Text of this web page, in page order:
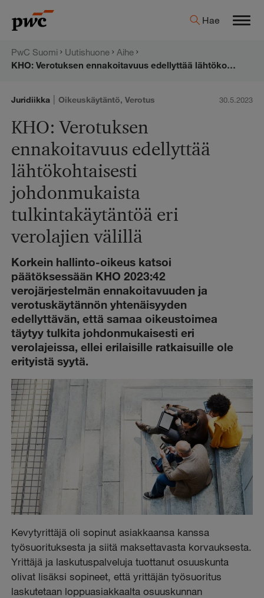
sisältöön
PwC:n
Hae
PwC Suomi Uutishuone
Aihe
KHO: Verotuksen ennakoitavuus edellyttää lähtökohtaisesti johdonmukaista tulkintakäytäntöä eri verolajien välillä
Juridiikka | Oikeuskäytäntö,Verotus 30.5.2023
KHO: Verotuksen
ennakoitavuus edellyttää
lähtökohtaisesti
johdonmukaista
tulkintakäytäntöä eri
verolajien välillä
Korkein hallinto-oikeus katsoi
päätöksessään KHO 2023:42
verojärjestelmän ennakoitavuuden ja
verotuskäytännön yhtenäisyyden
edellyttävän, että samaa oikeustoimea
täytyy tulkita johdonmukaisesti eri
verolajeissa, ellei erilaisille ratkaisuille ole
erityistä syytä.
Kevytyrittäjä oli sopinut asiakkaansa kanssa
työsuorituksesta ja siitä maksettavasta korvauksesta.
Yrittäjä ja laskutuspalveluja tuottanut osuuskunta
olivat lisäksi sopineet, että yrittäjän työsuoritus
laskutetaan loppuasiakkaalta osuuskunnan